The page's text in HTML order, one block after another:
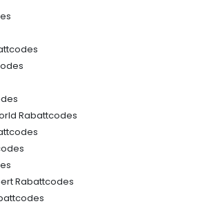
Rabattcodes
Rabattcodes